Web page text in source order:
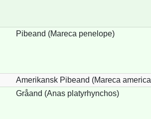
Pibeand (Mareca penelope)
Amerikansk Pibeand (Mareca
Gråand (Anas platyrhynchos)